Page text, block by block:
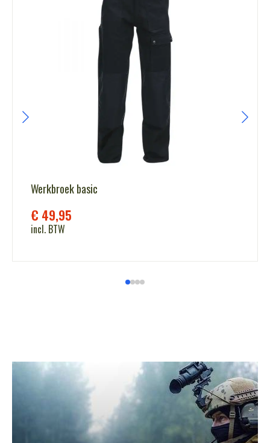
Werkbroek basic
€ 49,95
incl. BTW